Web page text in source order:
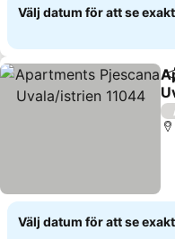
Välj datum för att se
Välj datum för att se